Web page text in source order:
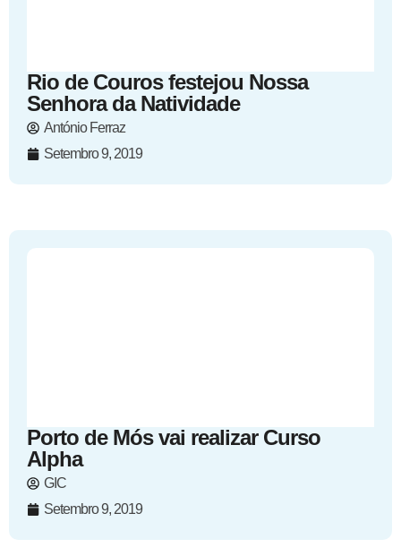
Rio de Couros festejou Nossa
Senhora da Natividade
António Ferraz
Setembro 9, 2019
Porto de Mós vai realizar Curso
Alpha
GIC
Setembro 9, 2019